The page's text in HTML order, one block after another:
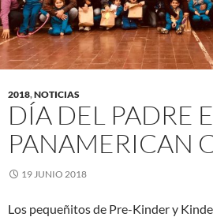
2018,NOTICIAS
DÍA DEL PADRE
PANAMERICAN
19 JUNIO 2018
Los pequeñitos de Pre-Kinder y